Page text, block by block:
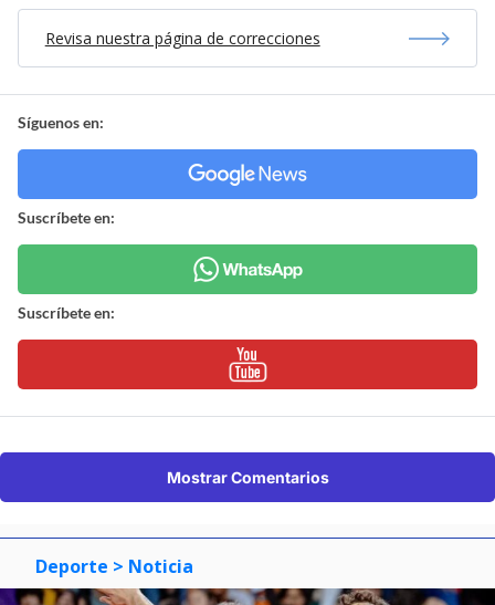
Revisa nuestra página de correcciones
Síguenos en:
Suscríbete en:
Suscríbete en:
Mostrar Comentarios
Deporte > Noticia